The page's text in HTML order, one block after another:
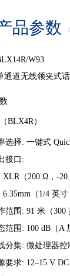
品参数
W93
通道无线领夹式
BLX4R）
选择: 一键式
接口 :
XLR（200 Ω，-
6.35mm（1/4 英
范围 : 91 米（300
范围 : 100 dB（A
分集: 微处理器
要求: 12–15 V